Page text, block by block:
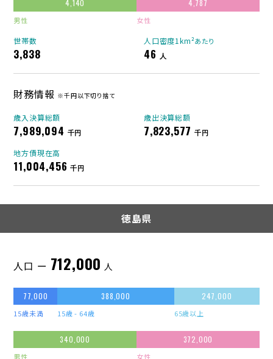
4,140
男性
4,787
女性
世帯数
3,838
人口密度1km²あたり
46 人
財務情報 ※千円以下切り捨て
歳入決算総額
7,989,094 千円
歳出決算総額
7,823,577 千円
地方債現在高
11,004,456 千円
徳島県
人口 ー 712,000 人
77,000
15歳未満
388,000
15歳 - 64歳
247,000
65歳以上
340,000
男性
372,000
女性